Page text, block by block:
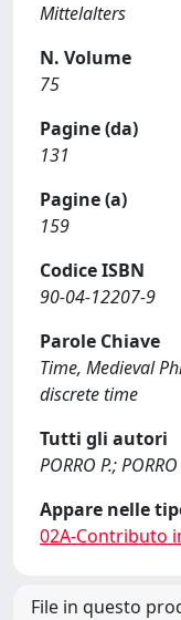
Mittelalters
N. Volume
75
Pagine (da)
131
Pagine (a)
159
Codice ISBN
90-04-12207-9
Parole Chiave
Time, Medieval
discrete time
Tutti gli autori
PORRO P.;
Appare nelle
02A-Contributo
File in questo